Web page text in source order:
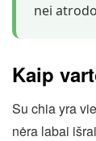
nei
Kaip
Su chia yra
nėra labai